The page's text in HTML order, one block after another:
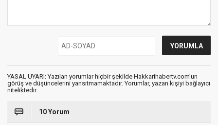
YASAL UYARI: Yazılan yorumlar hiçbir şekilde Hakkarihabertv.com’un
görüş ve düşüncelerini yansıtmamaktadır. Yorumlar, yazan kişiyi bağlayıcı
niteliktedir.
10 Yorum